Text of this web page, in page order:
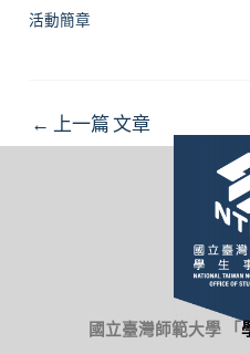
活動簡章
Post
navigation
← 上一篇 文章
國立臺灣師範大學 「